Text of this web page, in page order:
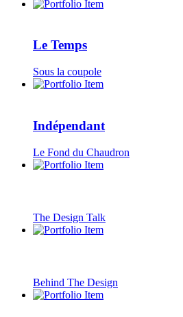
Le Temps
Sous la coupole
Indépendant
Le Fond du Chaudron
The Design Talk
Behind The Design